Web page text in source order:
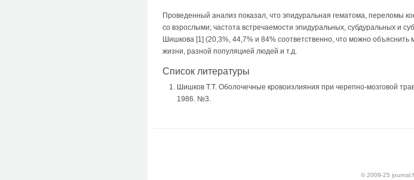
Проведенный анализ показал, что эпидуральная гематома, переломы
со взрослыми; частота встречаемости эпидуральных, субдуральных и
Шишкова [1] (20,3%, 44,7% и 84% соответственно, что можно
жизни, разной популяцией людей и т.д.
Список литературы
Шишков Т.Т. Оболочечные кровоизлияния при черепно-мозговой
1986. №3.
© 2009-25